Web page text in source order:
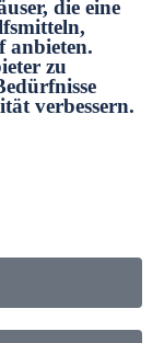
die eine
anbieten.
zu
verbessern.